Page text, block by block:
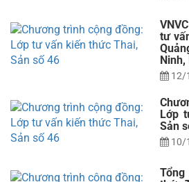
tư
Ninh,
12/
Lớp
Sản
10/